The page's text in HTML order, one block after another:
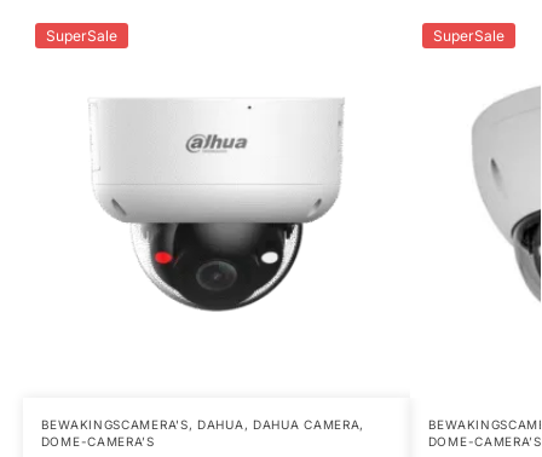
SuperSale
BEWAKINGSCAMERA'S,DAHUA , DAHUA CAMERA,
DOME-CAMERA’S
SuperSale
DOME-CAMERA’S